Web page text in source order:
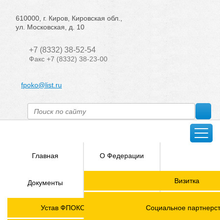
610000, г. Киров, Кировская обл.,
ул. Московская, д. 10
+7 (8332) 38-52-54
Факс +7 (8332) 38-23-00
fpoko@list.ru
Главная О Федерации
Визитка
Документы
Устав ФПОКО с изменениями от 2026 года
Социальное
Членские